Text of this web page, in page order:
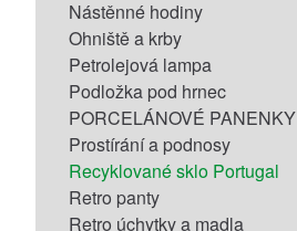
Nástěnné hodiny
Ohniště a krby
Petrolejová lampa
Podložka pod hrnec
PORCELÁNOVÉ PANENKY
Prostírání a podnosy
Recyklované sklo Portugal
Retro panty
Retro úchytky a madla